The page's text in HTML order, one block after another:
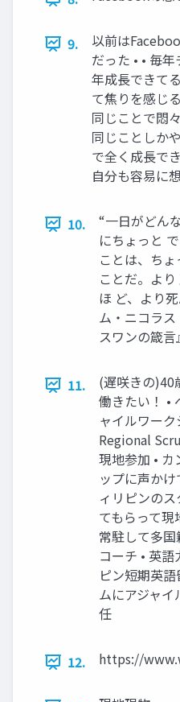
9.
以前は
だった • • 毎
年成長できて
て焦りを感じ
同じことで悶
同じことしか
で全く成長で
自分も容易に
10.
“一日がどん
にちょっと
ことは、ち
ことだ。よ
ほ ど、より
ム・ニコラス
スワンの箴言
11.
(遅咲きの)40
働きたい！ •
ャイルワー
Regional
現地参加 •
ップに声か
ィリピンの
てもらって
常駐して多
コーチ • 英
ピン短期英
ムにアジャ
任
12. https://